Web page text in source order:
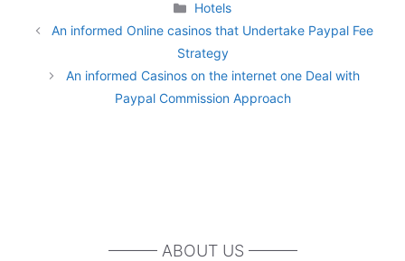
Categories
Hotels
An informed Online casinos that Undertake Paypal Fee
Strategy
An informed Casinos on the internet one Deal with
Paypal Commission Approach
——— ABOUT US ———